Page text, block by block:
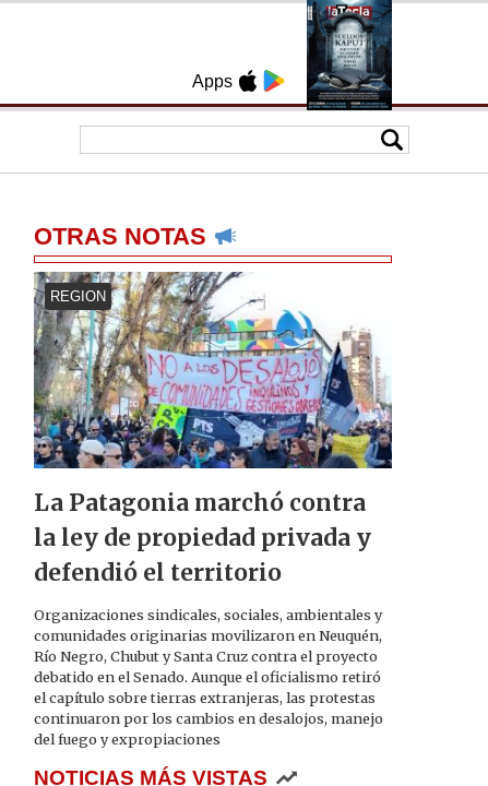
Apps
OTRAS NOTAS
REGION
La Patagonia marchó contra
la ley de propiedad privada y
defendió el territorio
Organizaciones sindicales, sociales, ambientales y
comunidades originarias movilizaron en Neuquén,
Río Negro, Chubut y Santa Cruz contra el proyecto
debatido en el Senado. Aunque el oficialismo retiró
el capítulo sobre tierras extranjeras, las protestas
continuaron por los cambios en desalojos, manejo
del fuego y expropiaciones
NOTICIAS MÁS VISTAS